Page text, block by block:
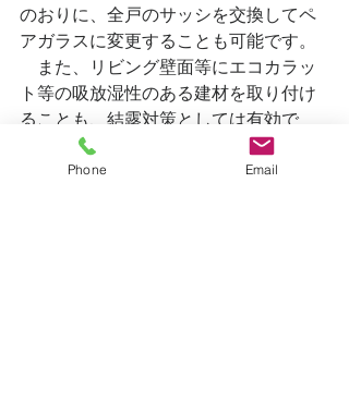
のおりに、全戸のサッシを交換してペ
アガラスに変更することも可能です。
また、リビング壁面等にエコカラッ
ト等の吸放湿性のある建材を取り付け
ることも、結露対策としては有効で
Phone Email